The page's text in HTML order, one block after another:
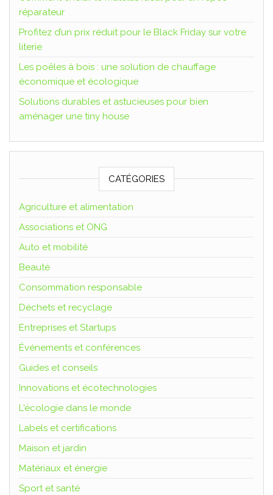
réparateur
Profitez d’un prix réduit pour le Black Friday sur votre
literie
Les poêles à bois : une solution de chauffage
économique et écologique
Solutions durables et astucieuses pour bien
aménager une tiny house
CATÉGORIES
Agriculture et alimentation
Associations et ONG
Auto et mobilité
Beauté
Consommation responsable
Déchets et recyclage
Entreprises et Startups
Événements et conférences
Guides et conseils
Innovations et écotechnologies
L'écologie dans le monde
Labels et certifications
Maison et jardin
Matériaux et énergie
Sport et santé